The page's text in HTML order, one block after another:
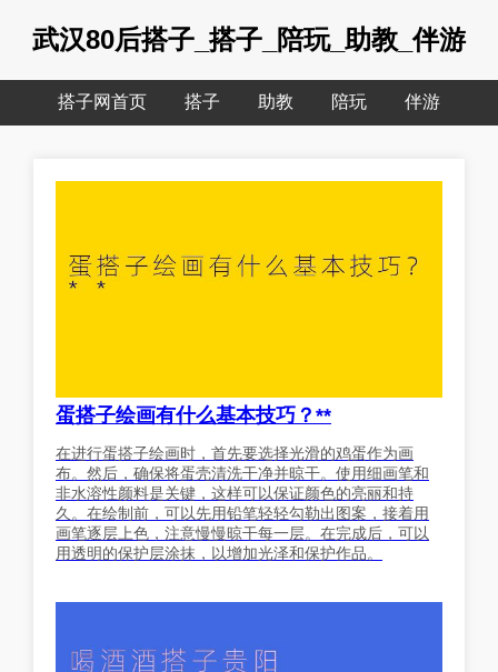
武汉80后搭子_搭子_陪玩_助教_伴游
搭子网首页 搭子 助教 陪玩 伴游
蛋搭子绘画有什么基本技巧？**
在进行蛋搭子绘画时，首先要选择光滑的鸡蛋作为画
布。然后，确保将蛋壳清洗干净并晾干。使用细画笔和
非水溶性颜料是关键，这样可以保证颜色的亮丽和持
久。在绘制前，可以先用铅笔轻轻勾勒出图案，接着用
画笔逐层上色，注意慢慢晾干每一层。在完成后，可以
用透明的保护层涂抹，以增加光泽和保护作品。